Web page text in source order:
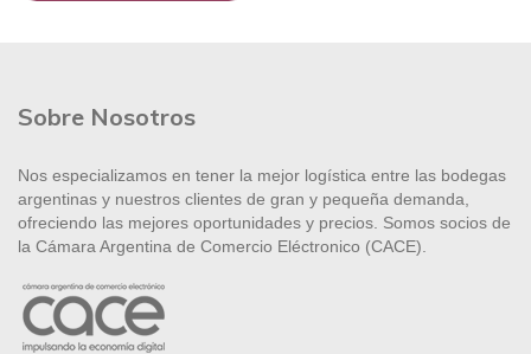
Sobre Nosotros
Nos especializamos en tener la mejor logística entre las bodegas
argentinas y nuestros clientes de gran y pequeña demanda,
ofreciendo las mejores oportunidades y precios. Somos socios de
la Cámara Argentina de Comercio Eléctronico (CACE).